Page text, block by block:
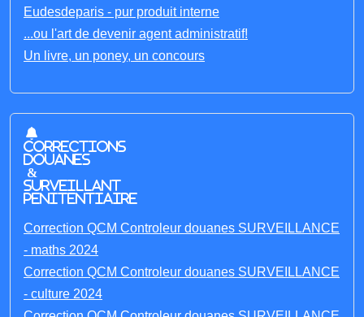
Eudesdeparis - pur produit interne
...ou l'art de devenir agent administratif!
Un livre, un poney, un concours
Corrections
Douanes
&
Surveillant
penitentiaire
Correction QCM Controleur douanes SURVEILLANCE
- maths 2024
Correction QCM Controleur douanes SURVEILLANCE
- culture 2024